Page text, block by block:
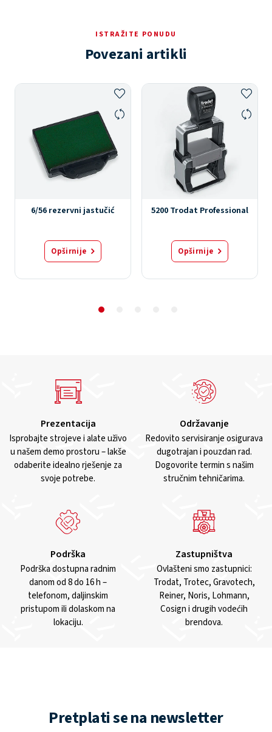
ISTRAŽITE PONUDU
Povezani artikli
6/56 rezervni jastučić
Opširnije
5200 Trodat Professional
Opširnije
Prezentacija
Isprobajte strojeve i alate uživo
u našem demo prostoru – lakše
odaberite idealno rješenje za
svoje potrebe.
Održavanje
Redovito servisiranje osigurava
dugotrajan i pouzdan rad.
Dogovorite termin s našim
stručnim tehničarima.
Podrška
Podrška dostupna radnim
danom od 8 do 16 h –
telefonom, daljinskim
pristupom ili dolaskom na
lokaciju.
Zastupništva
Ovlašteni smo zastupnici:
Trodat, Trotec, Gravotech,
Reiner, Noris, Lohmann,
Cosign i drugih vodećih
brendova.
Pretplati se na newsletter